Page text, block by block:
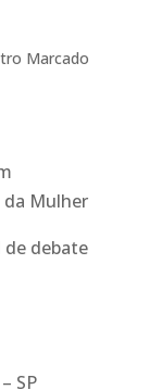
Marcado
Mulher
de debate
SP